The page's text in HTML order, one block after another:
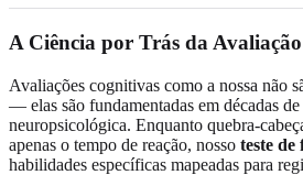
A Ciência por Trás da
Avaliações cognitivas como a nossa não
— elas são fundamentadas em décadas de
neuropsicológica. Enquanto quebra-
apenas o tempo de reação, nosso teste de
habilidades específicas mapeadas para